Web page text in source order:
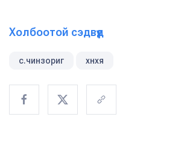
Холбоотой сэдвүүд
с.чинзориг хнхя